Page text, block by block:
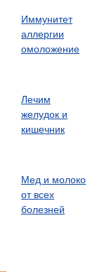
Иммунитет
аллергии
омоложение
Лечим
желудок и
кишечник
Мед и молоко
от всех
болезней